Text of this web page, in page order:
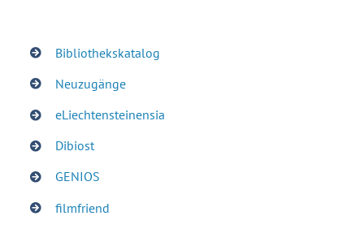
Bibliothekskatalog
Neuzugänge
eLiechtensteinensia
Dibiost
GENIOS
filmfriend